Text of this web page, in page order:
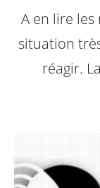
A en lire les
situation
réagir.